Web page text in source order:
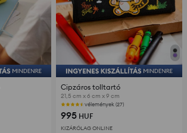
Cipzáros tolltartó
21,5 cm x 6 cm x 9 cm
vélemények (27)
995 HUF
KIZÁRÓLAG ONLINE